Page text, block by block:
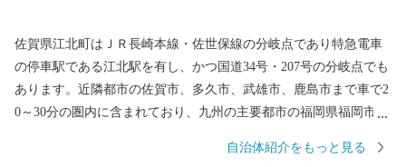
佐賀県江北町はＪＲ長崎本線・佐世保線の分岐点であり特急電車
の停車駅である江北駅を有し、かつ国道34号・207号の分岐点でも
あります。近隣都市の佐賀市、多久市、武雄市、鹿島市まで車で2
0～30分の圏内に含まれており、九州の主要都市の福岡県福岡市・
の通勤・通学に大変利便性の高い町として知られています。 ま
自治体紹介をもっと見る